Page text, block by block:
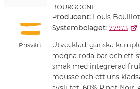
Prisvärt
BOURGOGNE
Producent: Louis Bouillot
Systembolaget: 77973
Utvecklad, ganska
mogna röda bär och ett
smak med integrerad
mousse och ett uns